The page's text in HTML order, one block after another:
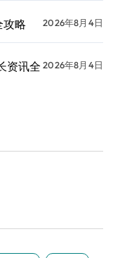
攻略 2026年8月4日
资讯全 2026年8月4日